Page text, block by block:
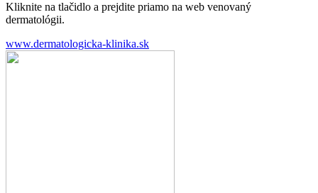
Kliknite na tlačidlo a prejdite priamo na web venovaný
dermatológii.
www.dermatologicka-klinika.sk